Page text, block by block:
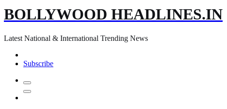
BOLLYWOOD HEADLINES.IN
Latest National & International Trending News
Subscribe